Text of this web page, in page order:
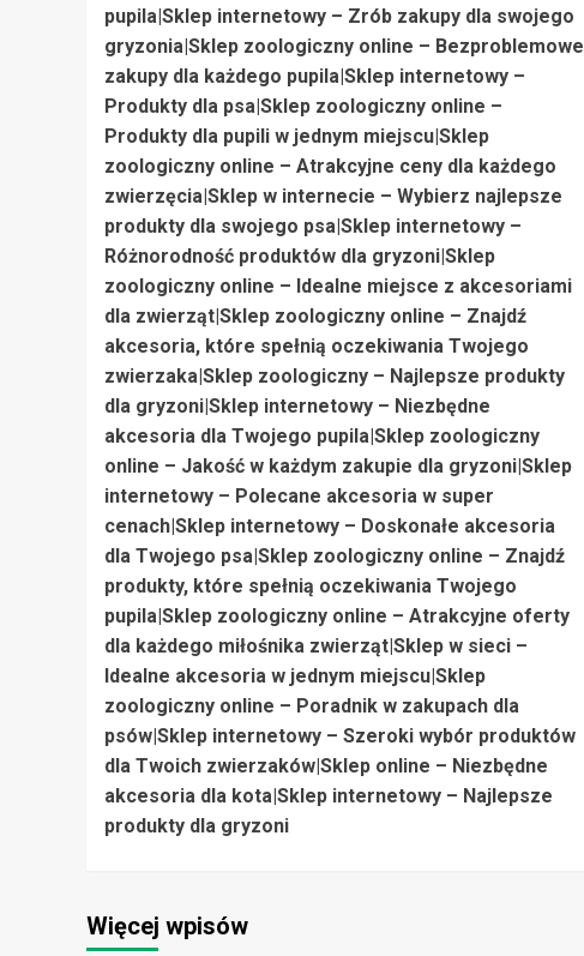
pupila|Sklep internetowy – Zrób zakupy dla swojego
gryzonia|Sklep zoologiczny online – Bezproblemowe
zakupy dla każdego pupila|Sklep internetowy –
Produkty dla psa|Sklep zoologiczny online –
Produkty dla pupili w jednym miejscu|Sklep
zoologiczny online – Atrakcyjne ceny dla każdego
zwierzęcia|Sklep w internecie – Wybierz najlepsze
produkty dla swojego psa|Sklep internetowy –
Różnorodność produktów dla gryzoni|Sklep
zoologiczny online – Idealne miejsce z akcesoriami
dla zwierząt|Sklep zoologiczny online – Znajdź
akcesoria, które spełnią oczekiwania Twojego
zwierzaka|Sklep zoologiczny – Najlepsze produkty
dla gryzoni|Sklep internetowy – Niezbędne
akcesoria dla Twojego pupila|Sklep zoologiczny
online – Jakość w każdym zakupie dla gryzoni|Sklep
internetowy – Polecane akcesoria w super
cenach|Sklep internetowy – Doskonałe akcesoria
dla Twojego psa|Sklep zoologiczny online – Znajdź
produkty, które spełnią oczekiwania Twojego
pupila|Sklep zoologiczny online – Atrakcyjne oferty
dla każdego miłośnika zwierząt|Sklep w sieci –
Idealne akcesoria w jednym miejscu|Sklep
zoologiczny online – Poradnik w zakupach dla
psów|Sklep internetowy – Szeroki wybór produktów
dla Twoich zwierzaków|Sklep online – Niezbędne
akcesoria dla kota|Sklep internetowy – Najlepsze
produkty dla gryzoni
Więcej wpisów